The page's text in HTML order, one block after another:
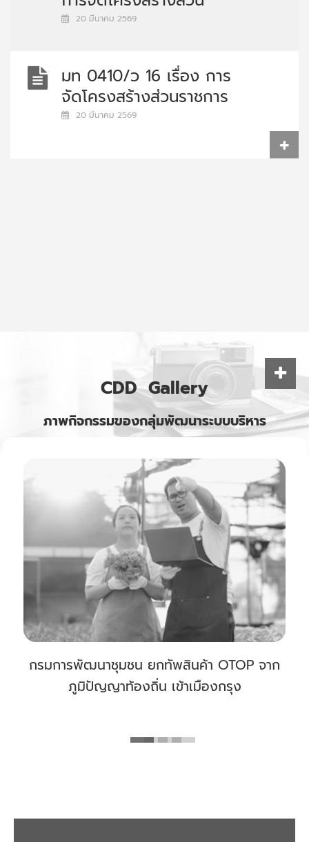
พัฒนาชุมชน
ราชการและการแบ่งงาน
20 มีนาคม 2569
มท 0410/ว 16 เรื่อง การ
จัดโครงสร้างส่วนราชการ
และการแบ่งงานภายในกรม
20 มีนาคม 2569
CDD Gallery
ภาพกิจกรรมของกลุ่มพัฒนาระบบบริหาร
กรมการพัฒนาชุมชน ยกทัพสินค้า OTOP จาก
ภูมิปัญญาท้องถิ่น เข้าเมืองกรุง